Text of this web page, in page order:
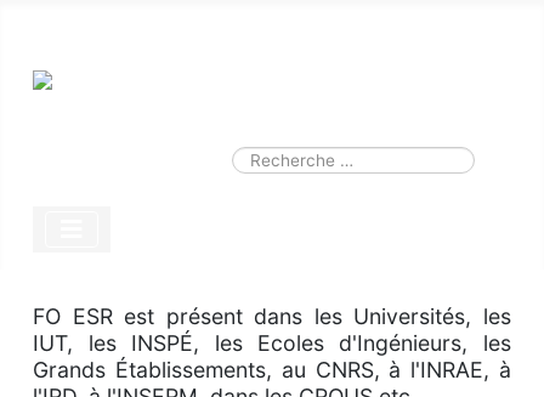
Valider
FO ESR est présent dans les Universités, les
IUT, les INSPÉ, les Ecoles d'Ingénieurs, les
Grands Établissements, au CNRS, à l'INRAE, à